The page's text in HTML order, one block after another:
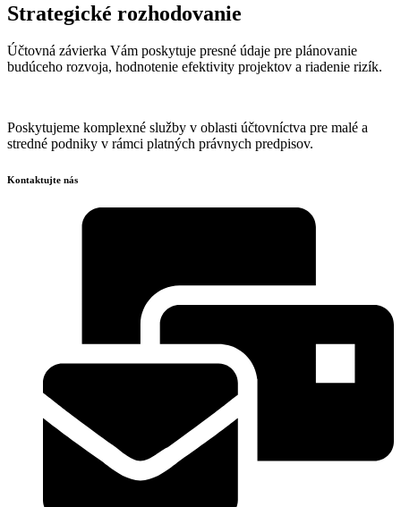
Strategické rozhodovanie
Účtovná závierka Vám poskytuje presné údaje pre plánovanie
budúceho rozvoja, hodnotenie efektivity projektov a riadenie rizík.
Poskytujeme komplexné služby v oblasti účtovníctva pre malé a
stredné podniky v rámci platných právnych predpisov.
Kontaktujte nás